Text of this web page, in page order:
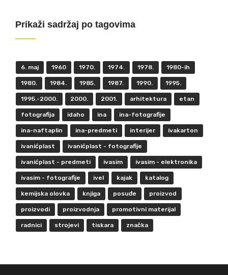
Prikaži sadržaj po tagovima
6. maj 1960 1970. 1974. 1978. 1980-ih
1980. 1984. 1985. 1987. 1990. 1995.
1995.-2000. 2000. 2001. arhitektura etan
fotografija idaho ina ina-fotografije
ina-naftaplin ina-predmeti interijer ivakarton
ivanićplast ivanićplast - fotografije
ivanićplast - predmeti ivasim ivasim - elektronika
ivasim - fotografije ivel kajak katalog
kemijska olovka knjiga posuđe proizvod
proizvodi proizvodnja promotivni materijal
radnici strojevi tiskara značka